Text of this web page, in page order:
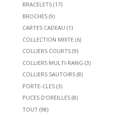
BRACELETS (17)
BROCHES (9)
CARTES CADEAU (1)
COLLECTION MIXTE (6)
COLLIERS COURTS (9)
COLLIERS MULTI-RANG (3)
COLLIERS SAUTOIRS (8)
PORTE-CLES (3)
PUCES D'OREILLES (8)
TOUT (98)